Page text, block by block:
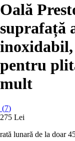
Oală
suprafață
inoxidabil,
pentru
mult
(7)
275 Lei
rată lunară de la doar